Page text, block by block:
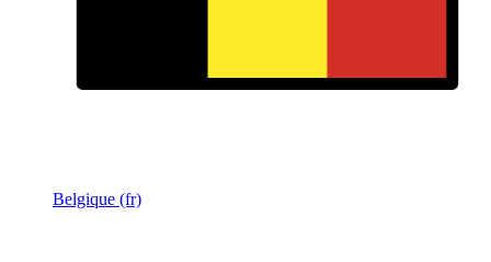
Belgique (fr)